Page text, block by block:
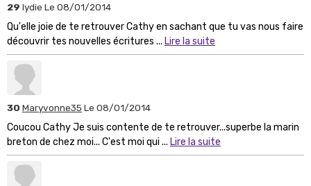
29 lydie Le 08/01/2014
Qu'elle joie de te retrouver Cathy en sachant que tu vas nous faire
découvrir tes nouvelles écritures ... Lire la suite
30 Maryvonne35 Le 08/01/2014
Coucou Cathy Je suis contente de te retrouver...superbe la marin
breton de chez moi... C'est moi qui ... Lire la suite